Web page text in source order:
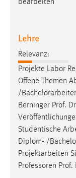
bearbeiten
Lehre
Relevanz:
Projekte Labor
Offene Themen
/
Berninger Prof.
Studentische
Diplom- /
Projektarbeiten
Professoren Prof.